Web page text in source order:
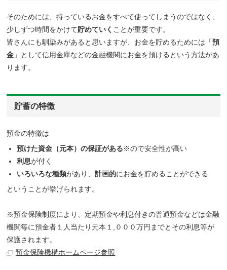
そのためには、持っているお金をすべて使ってしまうのではなく、
少しずつ時間をかけて貯めていく ことが重要です。
皆さんにも馴染みがあると思いますが、お金を貯めるためには「預
金 」として信用金庫などの金融機関にお金を預けるという方法があ
ります。
貯蓄の特徴
預金の特徴は
預けた資金（元本）の保証がある※ので安全性が高い
利息が付く
いろいろな種類があり、計画的にお金を貯めることができる
ということが挙げられます。
※預金保険制度により、定期預金や利息付きの普通預金などは金融
機関毎に預金者１人当たり元本１,０００万円までとその利息等が
保護されます。
預金保険機構ホームページ参照